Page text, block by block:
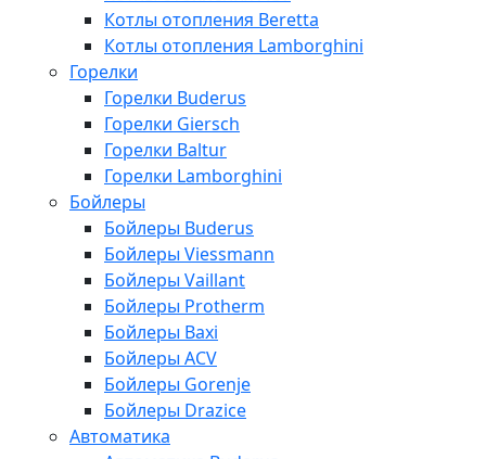
Котлы отопления Beretta
Котлы отопления Lamborghini
Горелки
Горелки Buderus
Горелки Giersch
Горелки Baltur
Горелки Lamborghini
Бойлеры
Бойлеры Buderus
Бойлеры Viessmann
Бойлеры Vaillant
Бойлеры Protherm
Бойлеры Baxi
Бойлеры ACV
Бойлеры Gorenje
Бойлеры Drazice
Автоматика